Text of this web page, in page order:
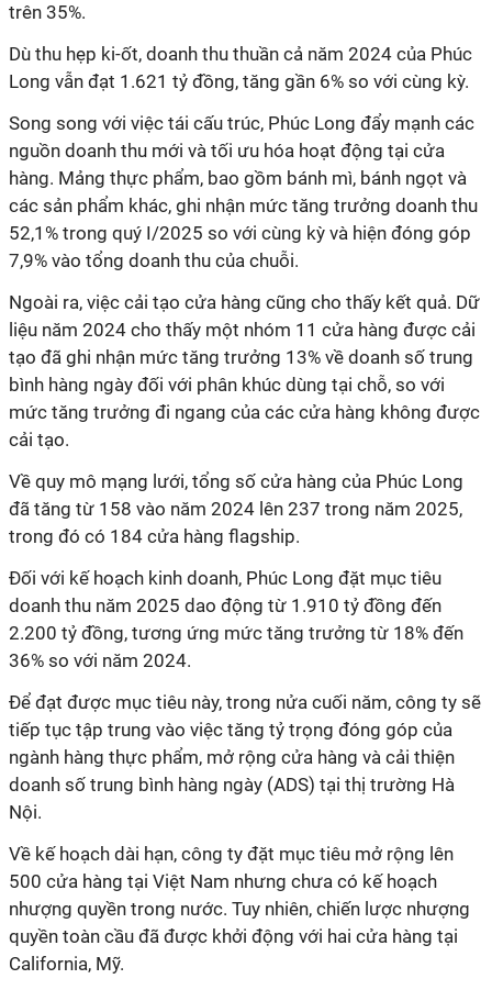
trên 35%.
Dù thu hẹp ki-ốt, doanh thu thuần cả năm 2024 của Phúc
Long vẫn đạt 1.621 tỷ đồng, tăng gần 6% so với cùng kỳ.
Song song với việc tái cấu trúc, Phúc Long đẩy mạnh các
nguồn doanh thu mới và tối ưu hóa hoạt động tại cửa
hàng. Mảng thực phẩm, bao gồm bánh mì, bánh ngọt và
các sản phẩm khác, ghi nhận mức tăng trưởng doanh thu
52,1% trong quý I/2025 so với cùng kỳ và hiện đóng góp
7,9% vào tổng doanh thu của chuỗi.
Ngoài ra, việc cải tạo cửa hàng cũng cho thấy kết quả. Dữ
liệu năm 2024 cho thấy một nhóm 11 cửa hàng được cải
tạo đã ghi nhận mức tăng trưởng 13% về doanh số trung
bình hàng ngày đối với phân khúc dùng tại chỗ, so với
mức tăng trưởng đi ngang của các cửa hàng không được
cải tạo.
Về quy mô mạng lưới, tổng số cửa hàng của Phúc Long
đã tăng từ 158 vào năm 2024 lên 237 trong năm 2025,
trong đó có 184 cửa hàng flagship.
Đối với kế hoạch kinh doanh, Phúc Long đặt mục tiêu
doanh thu năm 2025 dao động từ 1.910 tỷ đồng đến
2.200 tỷ đồng, tương ứng mức tăng trưởng từ 18% đến
36% so với năm 2024.
Để đạt được mục tiêu này, trong nửa cuối năm, công ty sẽ
tiếp tục tập trung vào việc tăng tỷ trọng đóng góp của
ngành hàng thực phẩm, mở rộng cửa hàng và cải thiện
doanh số trung bình hàng ngày (ADS) tại thị trường Hà
Nội.
Về kế hoạch dài hạn, công ty đặt mục tiêu mở rộng lên
500 cửa hàng tại Việt Nam nhưng chưa có kế hoạch
nhượng quyền trong nước. Tuy nhiên, chiến lược nhượng
quyền toàn cầu đã được khởi động với hai cửa hàng tại
California, Mỹ.